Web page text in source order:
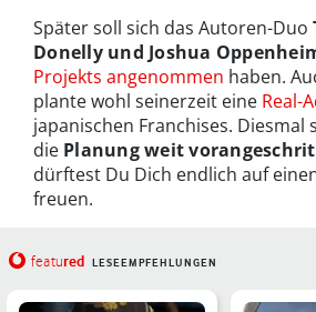
Später soll sich das Autoren-Duo
Donelly und Joshua
Projekts angenommen haben.
plante wohl seinerzeit eine Real-
japanischen Franchises. Diesmal
die Planung weit
dürftest Du Dich endlich auf
freuen.
featured LESEEMPFEHLUNGEN